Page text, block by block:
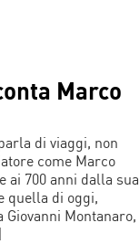
Marco
di viaggi, non
come Marco
ai 700 anni dalla sua
quella di oggi,
Montanaro,